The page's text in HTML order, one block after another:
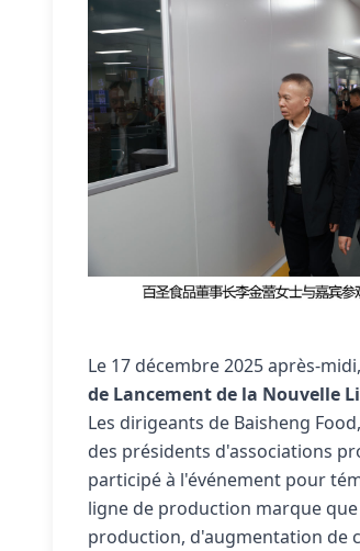
Le 17 décembre 2025 après-
de Lancement de la Nouvelle
Les dirigeants de Baisheng
des présidents d'associations
participé à l'événement pour
ligne de production marque
production, d'augmentation de